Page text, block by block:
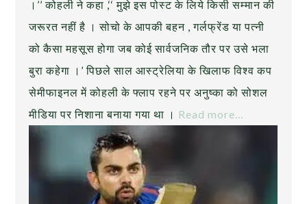
।’’ कोहली ने कहा ,‘‘ मुझे इस पोस्ट के लिये किसी सम्मान की
जरूरत नहीं है । सोचो के आपकी बहन , गर्लफ्रेंड या पत्नी
को कैसा महसूस होगा जब कोई सार्वजनिक तौर पर उसे भला
बुरा कहेगा ।’ पिछले साल आस्ट्रेलिया के खिलाफ विश्व कप
सेमीफाइनल में कोहली के फ्लाप रहने पर अनुष्का को सोशल
मीडिया पर निशाना बनाया गया था । Read more…